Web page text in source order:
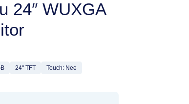
24″ WUXGA
24" TFT Touch: Nee